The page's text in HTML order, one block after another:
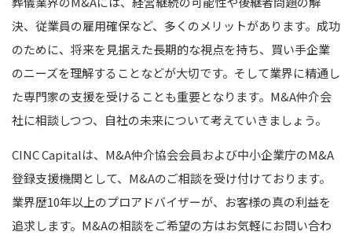
決、従業員の雇用確保など、多くのメリットがあります。成功
のために、将来を見据えた長期的な視点を持ち、買い手企業
のニーズを理解することなどが大切です。そして業界に精通し
た専門家の支援を受けることも重要となります。M&A仲介会
社に相談しつつ、自社の未来について考えていきましょう。
CINC Capitalは、M&A仲介協会会員および中小企業庁のM&A
登録支援機関として、M&Aのご相談を受け付けております。
業界歴10年以上のプロアドバイザーが、お客様の真の利益を
追求します。M&Aの相談をご希望の方はお気軽にお問い合わ